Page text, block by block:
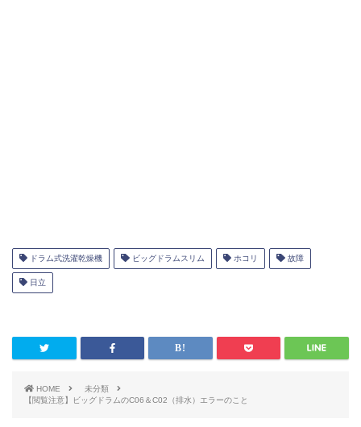
ドラム式洗濯乾燥機 ビッグドラムスリム ホコリ 故障
日立
HOME
未分類
【閲覧注意】ビッグドラムのC06＆C02（排水）エラーのこと